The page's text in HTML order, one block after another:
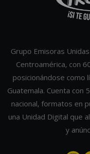
Grupo Emisoras
Centroamérica, con
posicionándose como
Guatemala. Cuenta con
nacional, formatos en
una Unidad Digital que
y